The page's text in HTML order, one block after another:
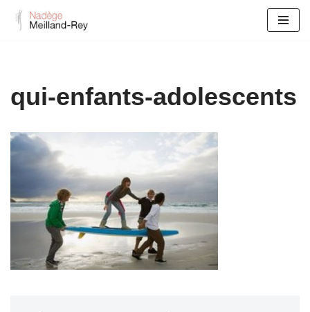
qui-enfants-adolescents